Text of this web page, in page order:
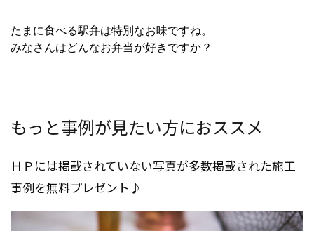
たまに食べる駅弁は特別なお味ですね。
みなさんはどんなお弁当が好きですか？
もっと事例が見たい方におススメ
ＨＰには掲載されていない写真が多数掲載された施工
事例を無料プレゼント♪